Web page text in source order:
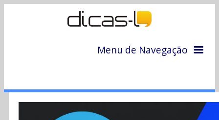
Menu de Navegação